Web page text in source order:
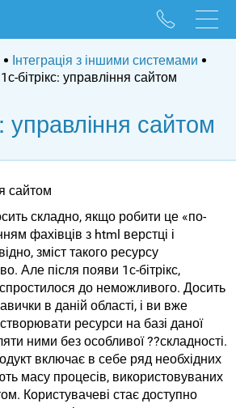
096 528 10 88
095 022 53 84
Інтеграція з іншими системами
1с-бітрікс: управління сайтом
управління сайтом
сайтом
складно, якщо робити це «по-
фахівців з html верстці і
зміст такого ресурсу
Але після появи 1с-бітрікс,
до неможливого. Досить
в даній області, і ви вже
ресурси на базі даної
ними без особливої ??складності.
включає в себе ряд необхідних
масу процесів, використовуваних
Користувачеві стає доступно